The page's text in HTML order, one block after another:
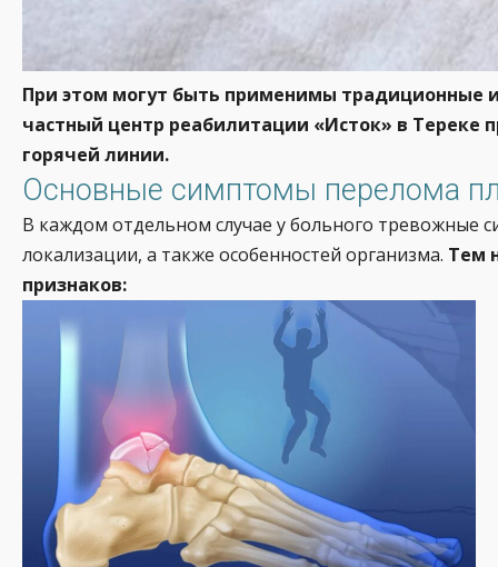
При этом могут быть применимы традиционные
частный центр реабилитации «Исток» в Тереке
горячей линии.
Основные симптомы перелома
В каждом отдельном случае у больного тревожные
локализации, а также особенностей организма. Тем
признаков: